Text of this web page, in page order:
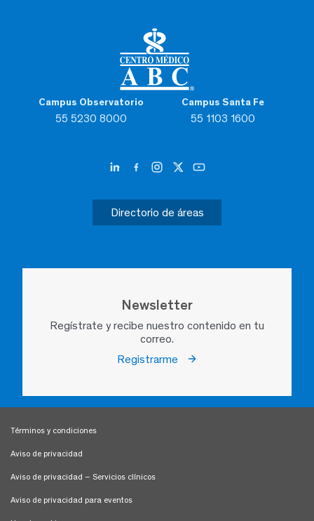
Campus Observatorio
55 5230 8000
Campus Santa Fe
55 1103 1600
Directorio de áreas
Newsletter
Regístrate y recibe nuestro contenido en tu
correo.
Registrarme
Términos y condiciones
Aviso de privacidad
Aviso de privacidad – Servicios clínicos
Aviso de privacidad para eventos